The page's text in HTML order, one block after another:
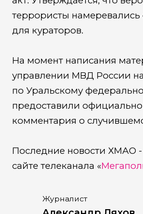
террористы намеревались
для кураторов.
На момент написания
управлении МВД России
по Уральскому
предоставили
комментария о
Последние новости ХМАО
сайте телеканала «
Журналист